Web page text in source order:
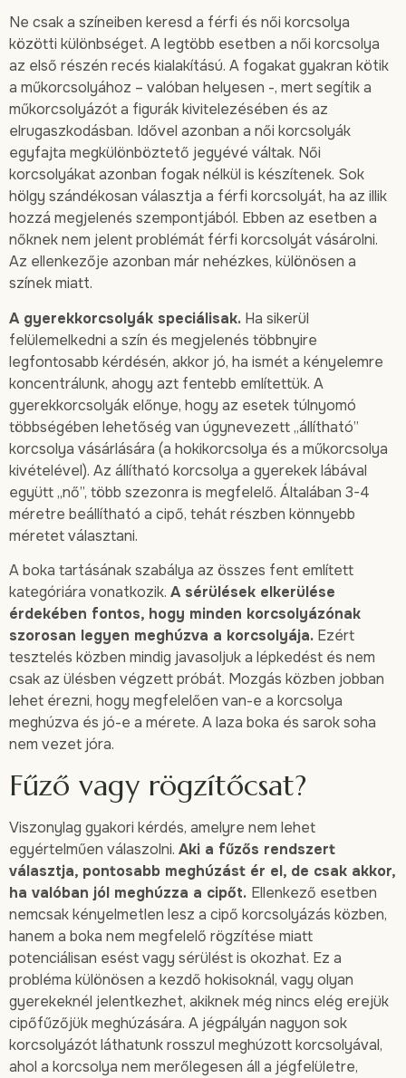
Ne csak a színeiben keresd a férfi és női korcsolya
közötti különbséget. A legtöbb esetben a női korcsolya
az első részén recés kialakítású. A fogakat gyakran kötik
a műkorcsolyához – valóban helyesen -, mert segítik a
műkorcsolyázót a figurák kivitelezésében és az
elrugaszkodásban. Idővel azonban a női korcsolyák
egyfajta megkülönböztető jegyévé váltak. Női
korcsolyákat azonban fogak nélkül is készítenek. Sok
hölgy szándékosan választja a férfi korcsolyát, ha az illik
hozzá megjelenés szempontjából. Ebben az esetben a
nőknek nem jelent problémát férfi korcsolyát vásárolni.
Az ellenkezője azonban már nehézkes, különösen a
színek miatt.
A gyerekkorcsolyák speciálisak. Ha sikerül
felülemelkedni a szín és megjelenés többnyire
legfontosabb kérdésén, akkor jó, ha ismét a kényelemre
koncentrálunk, ahogy azt fentebb említettük. A
gyerekkorcsolyák előnye, hogy az esetek túlnyomó
többségében lehetőség van úgynevezett „állítható”
korcsolya vásárlására (a hokikorcsolya és a műkorcsolya
kivételével). Az állítható korcsolya a gyerekek lábával
együtt „nő”, több szezonra is megfelelő. Általában 3-4
méretre beállítható a cipő, tehát részben könnyebb
méretet választani.
A boka tartásának szabálya az összes fent említett
kategóriára vonatkozik. A sérülések elkerülése
érdekében fontos, hogy minden korcsolyázónak
szorosan legyen meghúzva a korcsolyája. Ezért
tesztelés közben mindig javasoljuk a lépkedést és nem
csak az ülésben végzett próbát. Mozgás közben jobban
lehet érezni, hogy megfelelően van-e a korcsolya
meghúzva és jó-e a mérete. A laza boka és sarok soha
nem vezet jóra.
Fűző vagy rögzítőcsat?
Viszonylag gyakori kérdés, amelyre nem lehet
egyértelműen válaszolni. Aki a fűzős rendszert
választja, pontosabb meghúzást ér el, de csak akkor,
ha valóban jól meghúzza a cipőt. Ellenkező esetben
nemcsak kényelmetlen lesz a cipő korcsolyázás közben,
hanem a boka nem megfelelő rögzítése miatt
potenciálisan esést vagy sérülést is okozhat. Ez a
probléma különösen a kezdő hokisoknál, vagy olyan
gyerekeknél jelentkezhet, akiknek még nincs elég erejük
cipőfűzőjük meghúzására. A jégpályán nagyon sok
korcsolyázót láthatunk rosszul meghúzott korcsolyával,
ahol a korcsolya nem merőlegesen áll a jégfelületre,